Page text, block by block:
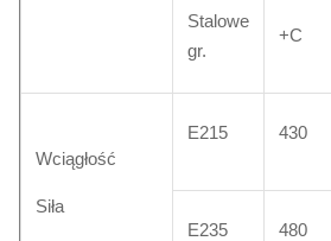
Stalowe
gr.
+C
Wciągłość
Siła
E215 430
E235 480